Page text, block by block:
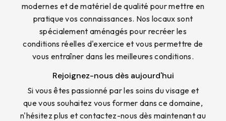
modernes et de matériel de qualité pour mettre en
pratique vos connaissances. Nos locaux sont
spécialement aménagés pour recréer les
conditions réelles d'exercice et vous permettre de
vous entraîner dans les meilleures conditions.
Rejoignez-nous dès aujourd'hui
Si vous êtes passionné par les soins du visage et
que vous souhaitez vous former dans ce domaine,
n'hésitez plus et contactez-nous dès maintenant au